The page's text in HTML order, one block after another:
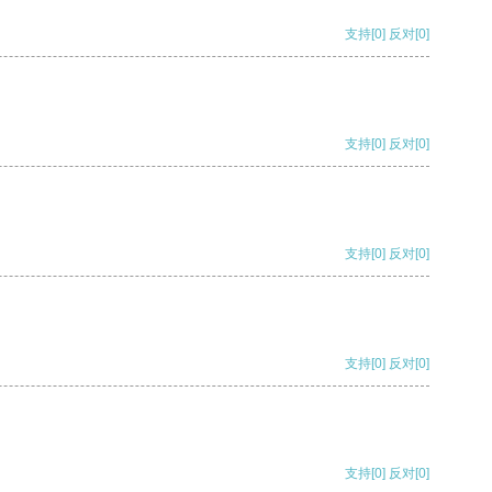
支持[0] 反对[0]
支持[0] 反对[0]
支持[0] 反对[0]
支持[0] 反对[0]
支持[0] 反对[0]